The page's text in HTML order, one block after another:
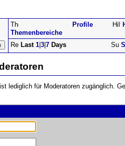
Themenbereiche
Profile
Last 1 3 7 Days
lediglich für Moderatoren zugänglich.